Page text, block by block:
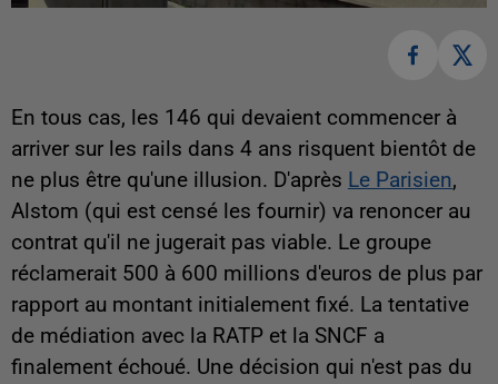
En tous cas, les 146 qui devaient commencer à
arriver sur les rails dans 4 ans risquent bientôt de
ne plus être qu'une illusion. D'après Le Parisien,
Alstom (qui est censé les fournir) va renoncer au
contrat qu'il ne jugerait pas viable. Le groupe
réclamerait 500 à 600 millions d'euros de plus par
rapport au montant initialement fixé. La tentative
de médiation avec la RATP et la SNCF a
finalement échoué. Une décision qui n'est pas du